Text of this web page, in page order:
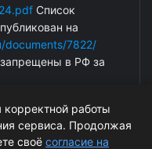
Список
на
documents/7822/
в РФ за
работы
сервиса. Продолжая
своё согласие на